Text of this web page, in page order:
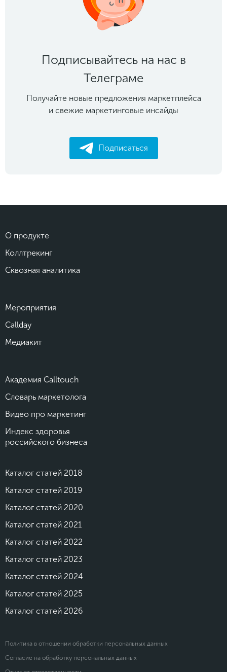
Подписывайтесь на нас в
Телеграме
Получайте новые предложения маркетплейса
и свежие маркетинговые инсайды
Подписаться
О продукте
Коллтрекинг
Сквозная аналитика
Мероприятия
Callday
Медиакит
Академия Calltouch
Словарь маркетолога
Видео про маркетинг
Индекс здоровья
российского бизнеса
Каталог статей 2018
Каталог статей 2019
Каталог статей 2020
Каталог статей 2021
Каталог статей 2022
Каталог статей 2023
Каталог статей 2024
Каталог статей 2025
Каталог статей 2026
Политика в отношении обработки персональных данных
Согласие на обработку персональных данных